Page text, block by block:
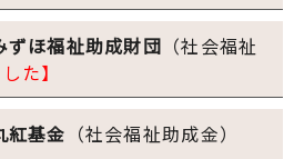
ほ福祉助成財団 （社会福祉
た】
基金 （社会福祉助成金）